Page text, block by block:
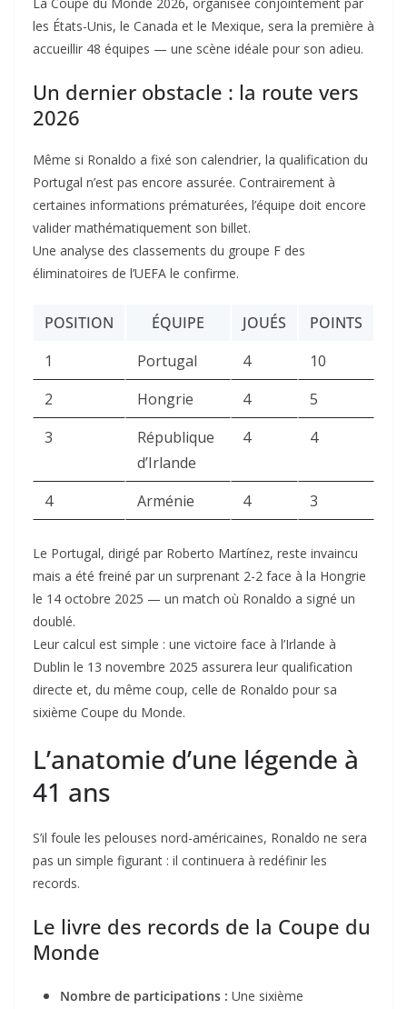
La Coupe du Monde 2026, organisée conjointement par
les États-Unis, le Canada et le Mexique, sera la première à
accueillir 48 équipes — une scène idéale pour son adieu.
Un dernier obstacle : la route vers
2026
Même si Ronaldo a fixé son calendrier, la qualification du
Portugal n’est pas encore assurée. Contrairement à
certaines informations prématurées, l’équipe doit encore
valider mathématiquement son billet.
Une analyse des classements du groupe F des
éliminatoires de l’UEFA le confirme.
POSITION ÉQUIPE JOUÉS
POINTS
1
Portugal 4
10
2
Hongrie 4
5
3
République
d’Irlande
4 4
4 Arménie 4 3
Le Portugal, dirigé par Roberto Martínez, reste invaincu
mais a été freiné par un surprenant 2-2 face à la Hongrie
le 14 octobre 2025 — un match où Ronaldo a signé un
doublé.
Leur calcul est simple : une victoire face à l’Irlande à
Dublin le 13 novembre 2025 assurera leur qualification
directe et, du même coup, celle de Ronaldo pour sa
sixième Coupe du Monde.
L’anatomie d’une légende à
41 ans
S’il foule les pelouses nord-américaines, Ronaldo ne sera
pas un simple figurant : il continuera à redéfinir les
records.
Le livre des records de la Coupe du
Monde
Nombre de participations : Une sixième